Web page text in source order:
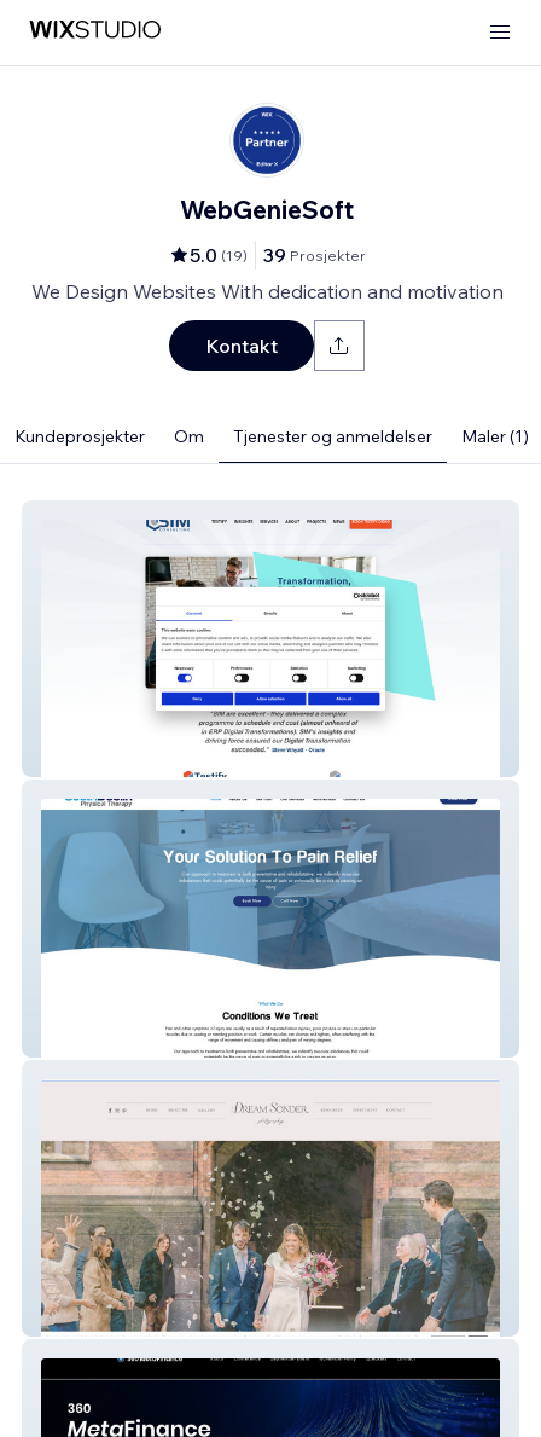
WebGenieSoft
5.0 (19) 39 Prosjekter
We Design Websites With dedication and motivation
Kontakt
Kundeprosjekter Om Tjenester og anmeldelser Maler (1)
photography